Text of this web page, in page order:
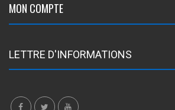
MON COMPTE
LETTRE D'INFORMATIONS